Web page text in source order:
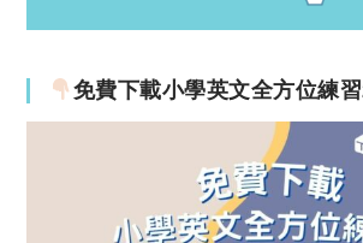
免費下載小學英文全方位練